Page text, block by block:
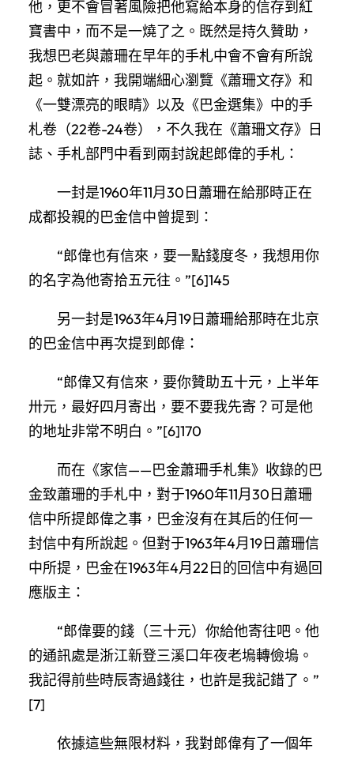
他，更不會冒著風險把他寫給本身的信存到紅
寶書中，而不是一燒了之。既然是持久贊助，
我想巴老與蕭珊在早年的手札中會不會有所說
起。就如許，我開端細心瀏覽《蕭珊文存》和
《一雙漂亮的眼睛》以及《巴金選集》中的手
札卷（22卷-24卷），不久我在《蕭珊文存》日
誌、手札部門中看到兩封說起郎偉的手札：
一封是1960年11月30日蕭珊在給那時正在
成都投親的巴金信中曾提到：
“郎偉也有信來，要一點錢度冬，我想用你
的名字為他寄拾五元往。”[6]145
另一封是1963年4月19日蕭珊給那時在北京
的巴金信中再次提到郎偉：
“郎偉又有信來，要你贊助五十元，上半年
卅元，最好四月寄出，要不要我先寄？可是他
的地址非常不明白。”[6]170
而在《家信——巴金蕭珊手札集》收錄的巴
金致蕭珊的手札中，對于1960年11月30日蕭珊
信中所提郎偉之事，巴金沒有在其后的任何一
封信中有所說起。但對于1963年4月19日蕭珊信
中所提，巴金在1963年4月22日的回信中有過回
應版主：
“郎偉要的錢（三十元）你給他寄往吧。他
的通訊處是浙江新登三溪口年夜老塢轉儉塢。
我記得前些時辰寄過錢往，也許是我記錯了。”
[7]
依據這些無限材料，我對郎偉有了一個年